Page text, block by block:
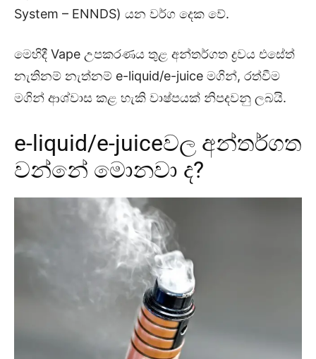
System – ENNDS) යන වර්ග දෙක වේ.
මෙහිදී Vape උපකරණය තුළ අන්තර්ගත ද්‍රවය එසේත්
නැතිනම් නැත්නම් e-liquid/e-juice මගින්, රත්වීම
මගින් ආශ්වාස කළ හැකි වාෂ්පයක් නිපදවනු ලබයි.
e-liquid/e-juiceවල අන්තර්ගත
වන්නේ මොනවා ද?